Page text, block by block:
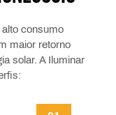
consumo
maior retorno
solar. A Iluminar